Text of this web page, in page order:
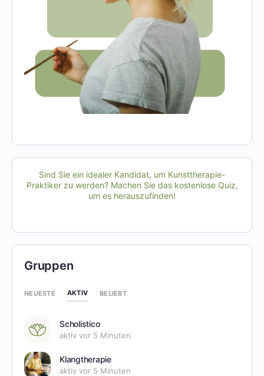
Sind Sie ein idealer Kandidat, um Kunsttherapie-
Praktiker zu werden? Machen Sie das kostenlose Quiz,
um es herauszufinden!
Gruppen
NEUESTE AKTIV BELIEBT
Scholistico
aktiv vor 5 Minuten
Klangtherapie
aktiv vor 5 Minuten